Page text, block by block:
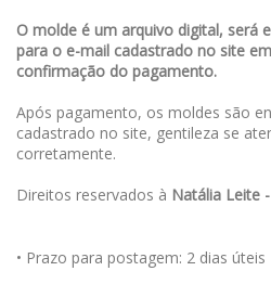
O molde é um arquivo digital, será
para o e-mail cadastrado no site
confirmação do pagamento.
Após pagamento, os moldes são
cadastrado no site, gentileza se
corretamente.
Direitos reservados à Natália Leite
• Prazo para postagem: 2 dias úteis